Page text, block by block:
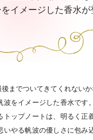
イメージした香水が
までついてきてくれないか
波をイメージした香水です
ップノートは、明るく正
いやる帆波の優しさに包み